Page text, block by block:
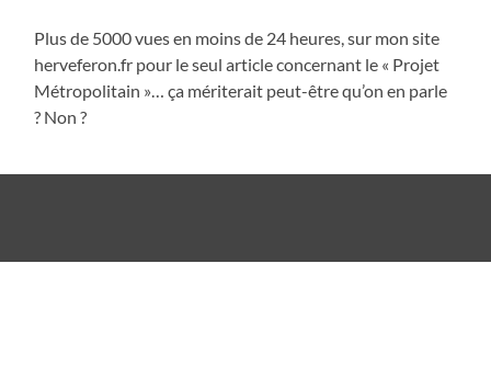
Plus de 5000 vues en moins de 24 heures, sur mon site
herveferon.fr pour le seul article concernant le « Projet
Métropolitain »… ça mériterait peut-être qu’on en parle
? Non ?